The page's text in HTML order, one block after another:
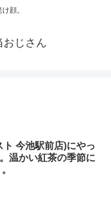
顔。
おじさん
今池駅前店)にやっ
温かい紅茶の季節に